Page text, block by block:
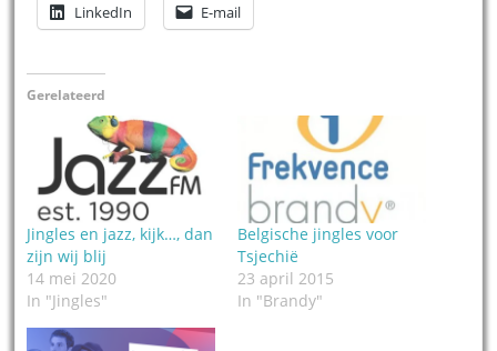
LinkedIn E-mail
Gerelateerd
Jingles en jazz, kijk…, dan
zijn wij blij
14 mei 2020
In "Jingles"
Belgische jingles voor
Tsjechië
23 april 2015
In "Brandy"